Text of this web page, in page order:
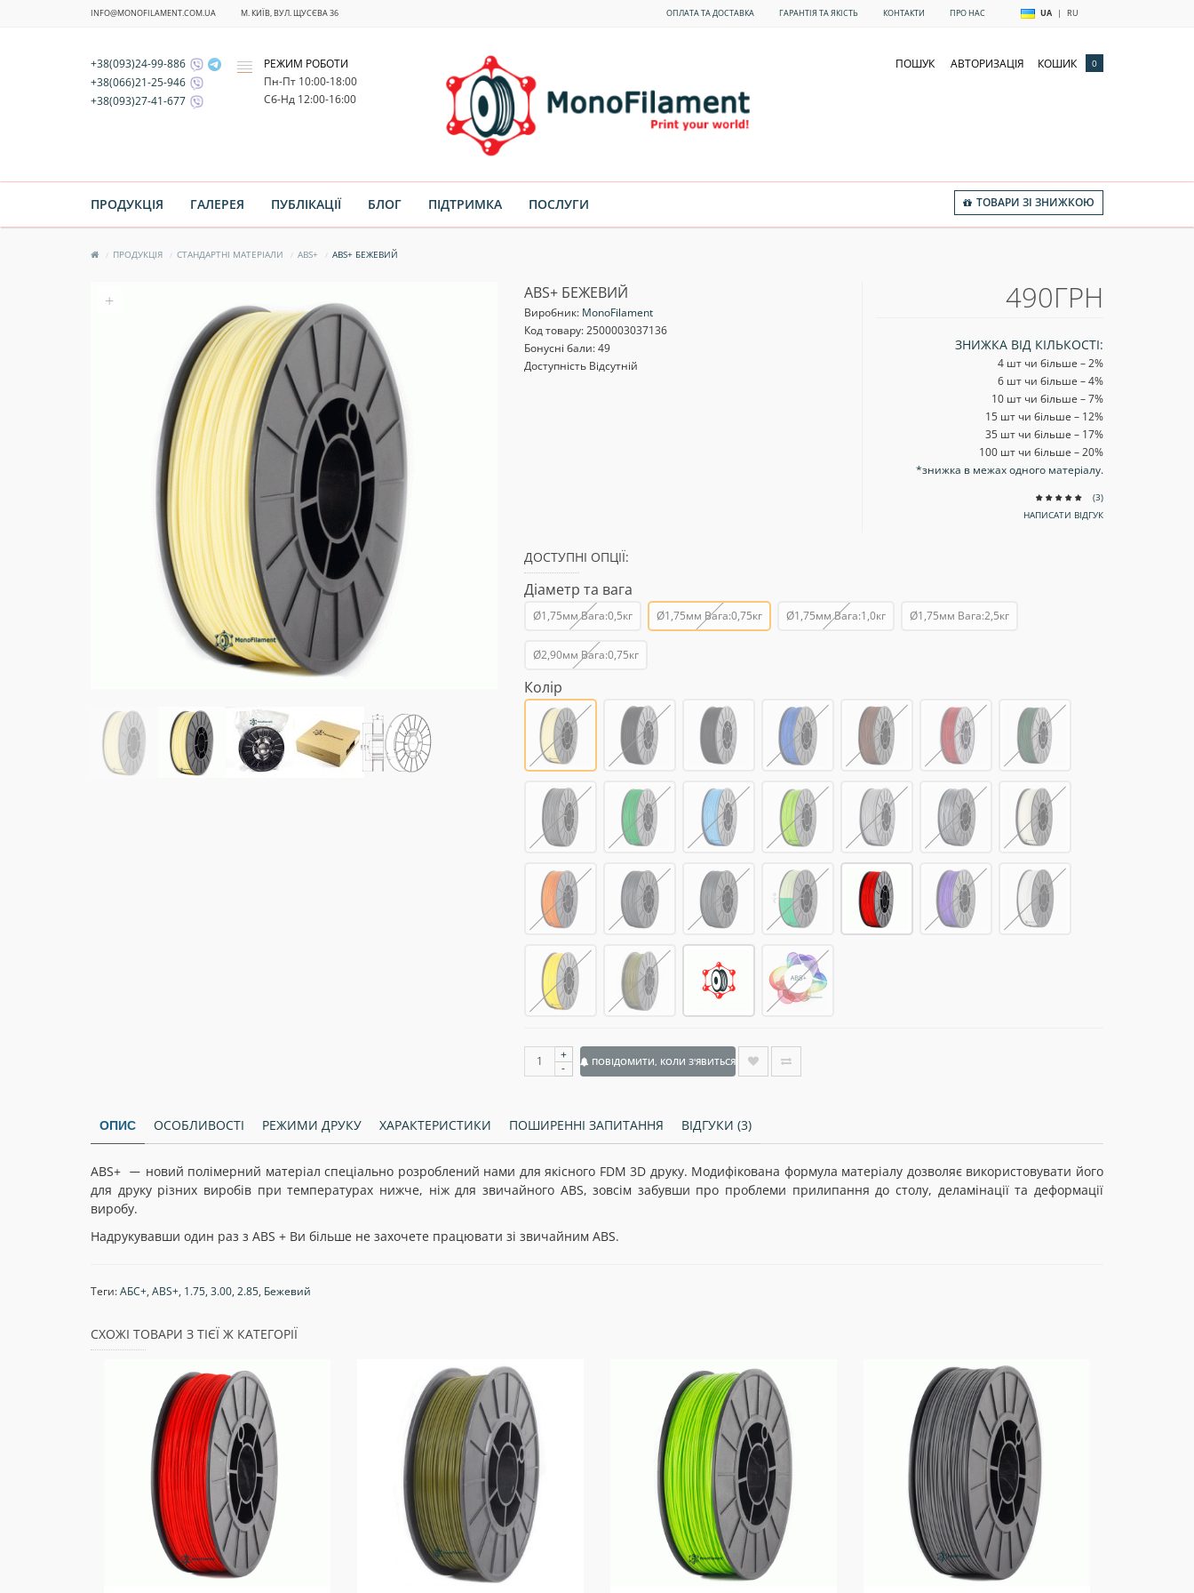
INFO@MONOFILAMENT.COM.UA М. КИЇВ, ВУЛ. ЩУСЄВА 36 ОПЛАТА ТА ДОСТАВКА ГАРАНТІЯ ТА ЯКІСТЬ КОНТАКТИ ПРО НАС UA | RU
+38(093)24-99-886
+38(066)21-25-946
+38(093)27-41-677
РЕЖИМ РОБОТИ
Пн-Пт 10:00-18:00
Cб-Нд 12:00-16:00
ПОШУК АВТОРИЗАЦІЯ КОШИК 0
ПРОДУКЦІЯ ГАЛЕРЕЯ ПУБЛІКАЦІЇ БЛОГ ПІДТРИМКА ПОСЛУГИ ТОВАРИ ЗІ ЗНИЖКОЮ
ПРОДУКЦІЯ СТАНДАРТНІ МАТЕРІАЛИ ABS+ ABS+ БЕЖЕВИЙ
+ ABS+ БЕЖЕВИЙ
Виробник: MonoFilament
Код товару:2500003037136
Бонусні бали: 49
Доступність Відсутній
490ГРН
ЗНИЖКА ВІД КІЛЬКОСТІ:
4 шт чи більше – 2%
6 шт чи більше – 4%
10 шт чи більше – 7%
15 шт чи більше – 12%
35 шт чи більше – 17%
100 шт чи більше – 20%
*знижка в межах одного матеріалу.
(3)
НАПИСАТИ ВІДГУК
ДОСТУПНІ ОПЦІЇ:
Діаметр та вага
Ø1,75мм Вага:0,5кг Ø1,75мм Вага:0,75кг Ø1,75мм Вага:1,0кг Ø1,75мм Вага:2,5кг
Ø2,90мм Вага:0,75кг
Колір
+
-
ПОВІДОМИТИ, КОЛИ З'ЯВИТЬСЯ
ОПИС ОСОБЛИВОСТІ РЕЖИМИ ДРУКУ ХАРАКТЕРИСТИКИ ПОШИРЕННІ ЗАПИТАННЯ ВІДГУКИ (3)
ABS+ — новий полімерний матеріал спеціально розроблений нами для якісного FDM 3D друку. Модифікована формула матеріалу дозволяє використовувати його
для друку різних виробів при температурах нижче, ніж для звичайного ABS, зовсім забувши про проблеми прилипання до столу, деламінації та деформації
виробу.
Надрукувавши один раз з АBS + Ви більше не захочете працювати зі звичайним АBS.
Теги:АБС+, ABS+, 1.75, 3.00, 2.85, Бежевий
СХОЖІ ТОВАРИ З ТІЄЇ Ж КАТЕГОРІЇ